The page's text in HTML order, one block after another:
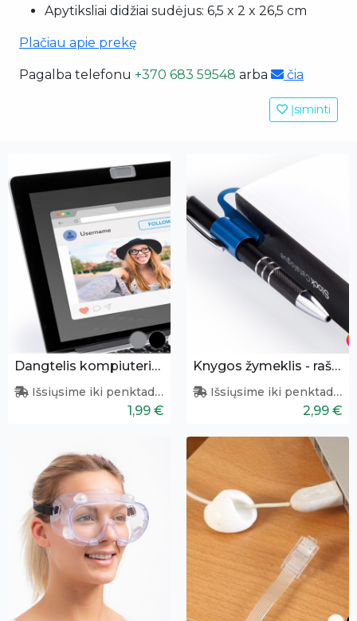
Apytiksliai didžiai sudėjus: 6,5 x 2 x 26,5 cm
Plačiau apie prekę
Pagalba telefonu +370 683 59548 arba čia
Įsiminti
Dangtelis kompiuterio kamerai
Išsiųsime iki penktadienio
1,99 €
Knygos žymeklis - rašiklio laikiklis
Išsiųsime iki penktadienio
2,99 €